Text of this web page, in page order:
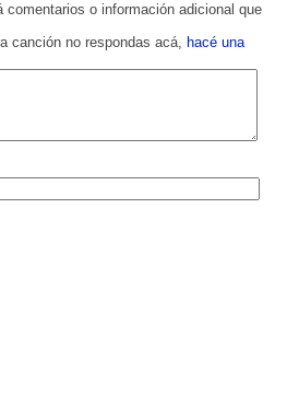
comentarios o información adicional que
canción no respondas acá, hacé una